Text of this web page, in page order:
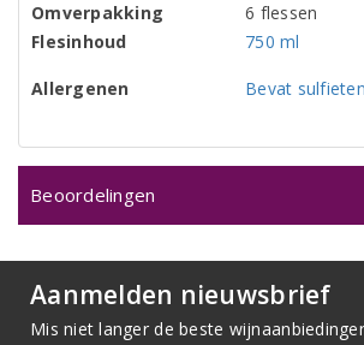
Omverpakking
6 flessen
Flesinhoud
750 ml
Allergenen Bevat sulfieten
Beoordelingen
Aanmelden nieuwsbrief
Mis niet langer de beste